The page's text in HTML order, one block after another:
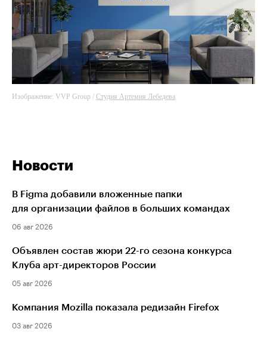
Изображение: VVP Group / Студия Артемия Лебедева
Новости
В Figma добавили вложенные папки
для организации файлов в больших командах
06 авг 2026
Объявлен состав жюри 22-го сезона конкурса
Клуба арт-директоров России
05 авг 2026
Компания Mozilla показала редизайн Firefox
03 авг 2026